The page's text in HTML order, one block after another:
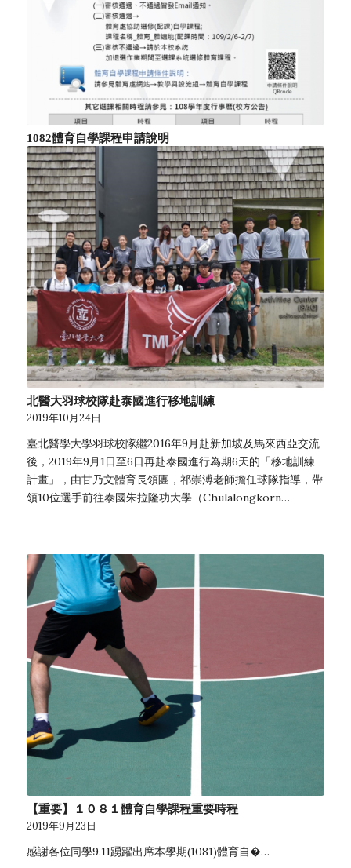
1082體育自學課程申請說明
北醫大羽球校隊赴泰國進行移地訓練
2019年10月24日
臺北醫學大學羽球校隊繼2016年9月赴新加坡及馬來西亞交流
後，2019年9月1日至6日再赴泰國進行為期6天的「移地訓練
計畫」，由甘乃文體育長領團，祁崇溥老師擔任球隊指導，帶
領10位選手前往泰國朱拉隆功大學（Chulalongkorn…
【重要】１０８１體育自學課程重要時程
2019年9月23日
感謝各位同學9.11踴躍出席本學期(1081)體育自�…